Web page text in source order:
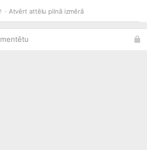
sekundes.#TetRallyLiepāja
· Atvērt attēlu pilnā izmērā